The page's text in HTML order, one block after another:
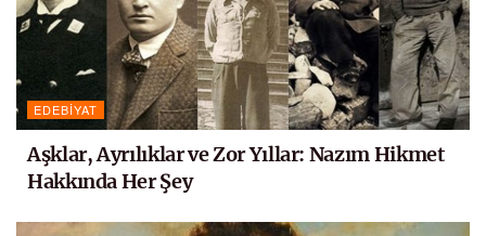
EDEBIYAT
Aşklar, Ayrılıklar ve Zor Yıllar: Nazım Hikmet
Hakkında Her Şey